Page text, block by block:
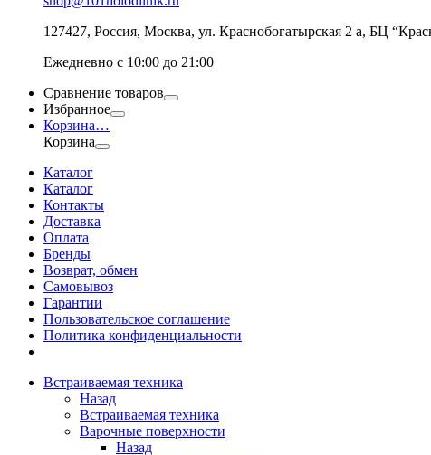
127427, Россия, Москва, ул. Краснобогатырская 2 а, БЦ
Ежедневно с 10:00 до 21:00
Сравнение товаров
Избранное
Корзина…
Корзина
Каталог
Каталог
Контакты
Доставка
Оплата
Бренды
Возврат, обмен
Самовывоз
Гарантии
Пользовательское соглашение
Политика конфиденциальности
Встраиваемая техника
Назад
Встраиваемая техника
Варочные поверхности
Назад